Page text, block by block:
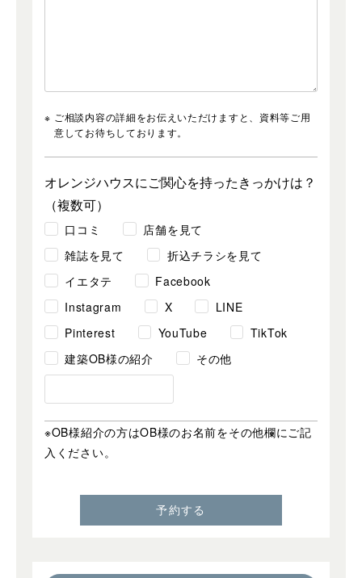
ご相談内容の詳細をお伝えいただけますと、資料等ご用
意してお待ちしております。
オレンジハウスにご関心を持ったきっかけは？
（複数可）
口コミ
店舗を見て
雑誌を見て
折込チラシを見て
イエタテ
Facebook
Instagram
X
LINE
Pinterest
YouTube
TikTok
建築OB様の紹介
その他
※OB様紹介の方はOB様のお名前をその他欄にご記
入ください。